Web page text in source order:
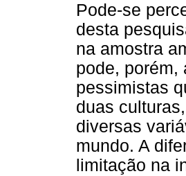
Pode-se
desta
na amostra
pode, porém,
pessimistas
duas
diversas
mundo. A
limitação na